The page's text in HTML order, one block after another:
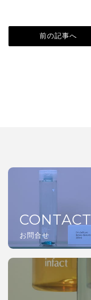
前の記事へ
CONTACT
お問合せ